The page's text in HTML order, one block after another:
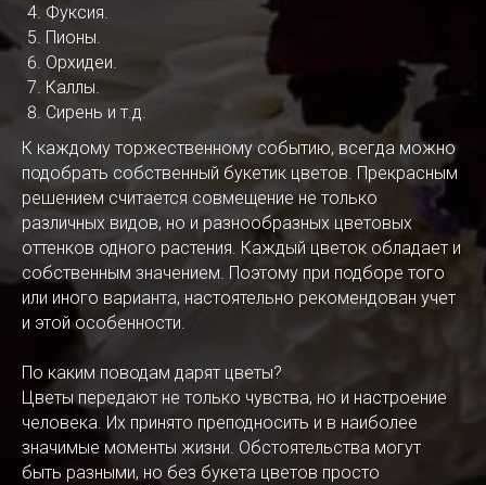
Фуксия.
Пионы.
Орхидеи.
Каллы.
Сирень и т.д.
К каждому торжественному событию, всегда можно
подобрать собственный букетик цветов. Прекрасным
решением считается совмещение не только
различных видов, но и разнообразных цветовых
оттенков одного растения. Каждый цветок обладает и
собственным значением. Поэтому при подборе того
или иного варианта, настоятельно рекомендован учет
и этой особенности.
По каким поводам дарят цветы?
Цветы передают не только чувства, но и настроение
человека. Их принято преподносить и в наиболее
значимые моменты жизни. Обстоятельства могут
быть разными, но без букета цветов просто